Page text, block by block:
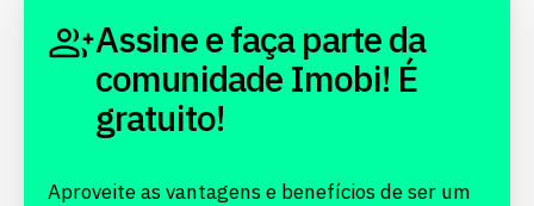
Assine e faça parte da
comunidade Imobi! É
gratuito!
Aproveite as vantagens e benefícios de ser um